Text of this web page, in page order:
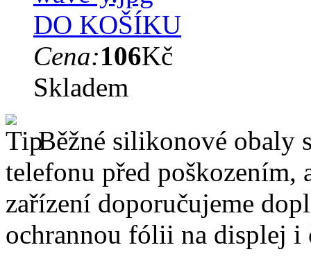
DO KOŠÍKU
Cena:106Kč
Skladem
Běžné silikonové obaly
telefonu před poškozením,
zařízení doporučujeme
ochrannou fólii na displej i